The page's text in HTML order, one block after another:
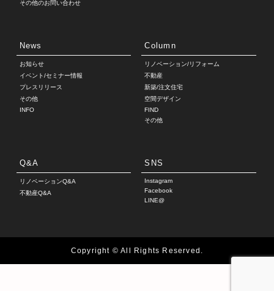
その他のお問い合わせ
News
お知らせ
イベント/セミナー情報
プレスリリース
その他
INFO
Column
リノベーション/リフォーム
不動産
新築/注文住宅
空間デザイン
FIND
その他
Q&A
リノベーションQ&A
不動産Q&A
SNS
Instagram
Facebook
LINE@
Copyright © All Rights Reserved.